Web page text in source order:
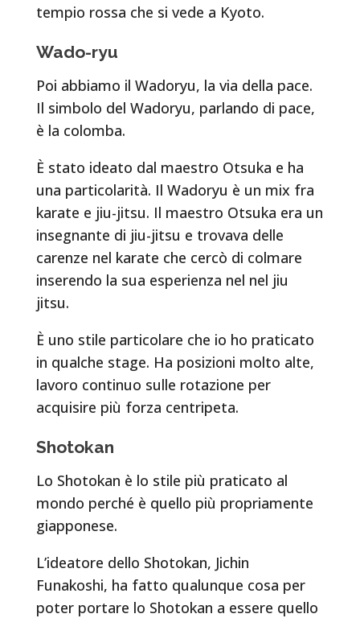
tempio rossa che si vede a Kyoto.
Wado-ryu
Poi abbiamo il Wadoryu, la via della pace.
Il simbolo del Wadoryu, parlando di pace,
è la colomba.
È stato ideato dal maestro Otsuka e ha
una particolarità. Il Wadoryu è un mix fra
karate e jiu-jitsu. Il maestro Otsuka era un
insegnante di jiu-jitsu e trovava delle
carenze nel karate che cercò di colmare
inserendo la sua esperienza nel nel jiu
jitsu.
È uno stile particolare che io ho praticato
in qualche stage. Ha posizioni molto alte,
lavoro continuo sulle rotazione per
acquisire più forza centripeta.
Shotokan
Lo Shotokan è lo stile più praticato al
mondo perché è quello più propriamente
giapponese.
L’ideatore dello Shotokan, Jichin
Funakoshi, ha fatto qualunque cosa per
poter portare lo Shotokan a essere quello